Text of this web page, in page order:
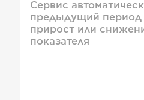
Сервис
предыдущий период
прирост или
показателя